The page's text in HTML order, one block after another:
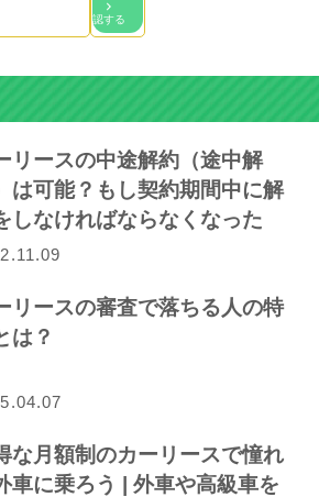
認する
リースの中途解約（途中解
は可能？もし契約期間中に解
しなければならなくなった
リースの審査で落ちる人の特
は？
な月額制のカーリースで憧れ
車に乗ろう | 外車や高級車を